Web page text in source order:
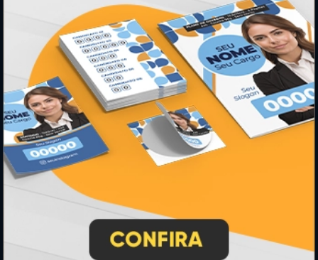
PAGUE COM
* Pagamento com cartão de crédito terá valor adicional.
** Pagamentos a prazo poderão ter acréscimo.
*** Nota fiscal sujeita a emissão de acordo com prestador de
serviço, conforme legislação pertinente.
PARTICIPE